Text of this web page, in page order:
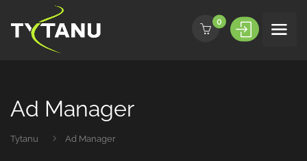
0
Ad Manager
Tytanu Ad Manager